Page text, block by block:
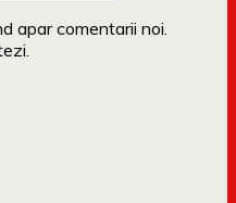
apar comentarii noi.